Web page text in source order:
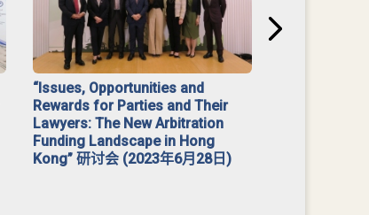
“Issues, Opportunities and
Rewards for Parties and Their
Lawyers: The New Arbitration
Funding Landscape in Hong
Kong” 研讨会 (2023年6月28日)